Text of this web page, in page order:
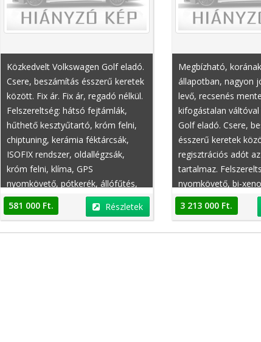
Peugeot 108 Dacia Lodgy
Közkedvelt Volkswagen Golf eladó.
Csere, beszámítás ésszerű keretek
között. Fix ár. Fix ár, regadó nélkül.
Felszereltség: hátsó fejtámlák,
hűthető kesztyűtartó, króm felni,
chiptuning, kerámia féktárcsák,
ISOFIX rendszer, oldallégzsák,
króm felni, klíma, GPS
nyomkövető, pótkerék, állófűtés,
kiegészítő fényszóró, kulcsnélküli
indítás, középső kartámasz,
581 000 Ft. Részletek
Megbízható,
állapotban, nagyon
levő, recsenés
kifogástalan váltóval
Golf eladó. Csere,
ésszerű keretek
regisztrációs adót
tartalmaz.
nyomkövető, bi-
állítható
kormány,
3 213 000 Ft.